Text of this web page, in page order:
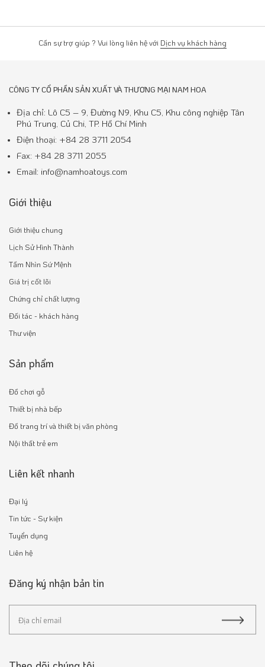
Cần sự trợ giúp ? Vui lòng liên hệ với Dịch vụ khách hàng
CÔNG TY CỔ PHẦN SẢN XUẤT VÀ THƯƠNG MẠI NAM HOA
Địa chỉ: Lô C5 – 9, Đường N9, Khu C5, Khu công nghiệp Tân
Phú Trung, Củ Chi, TP. Hồ Chí Minh
Điện thoại: +84 28 3711 2054
Fax: +84 28 3711 2055
Email: info@namhoatoys.com
Giới thiệu
Giới thiệu chung
Lịch Sử Hình Thành
Tầm Nhìn Sứ Mệnh
Giá trị cốt lõi
Chứng chỉ chất lượng
Đối tác - khách hàng
Thư viện
Sản phẩm
Đồ chơi gỗ
Thiết bị nhà bếp
Đồ trang trí và thiết bị văn phòng
Nội thất trẻ em
Liên kết nhanh
Đại lý
Tin tức - Sự kiện
Tuyển dụng
Liên hệ
Đăng ký nhận bản tin